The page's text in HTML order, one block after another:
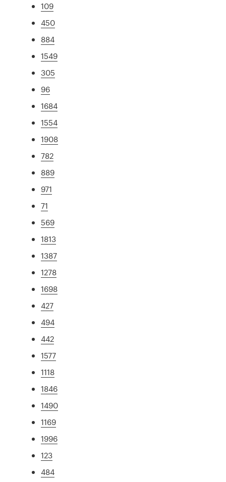
109
450
884
1549
305
96
1684
1554
1908
782
889
971
71
569
1813
1387
1278
1698
427
494
442
1577
1118
1846
1490
1169
1996
123
484